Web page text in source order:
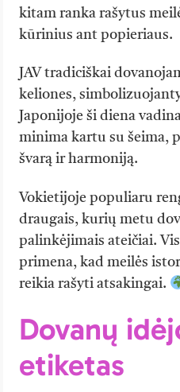
kitam ranka rašytus
kūrinius ant popieriaus.
JAV tradiciškai
keliones,
Japonijoje ši diena
minima kartu su šeima,
švarą ir harmoniją.
Vokietijoje populiaru
draugais, kurių metu
palinkėjimais ateičiai.
primena, kad meilės
reikia rašyti atsakingai.
Dovanų
etiketas